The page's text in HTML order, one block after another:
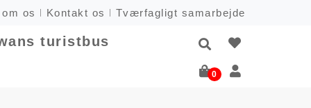
om os Kontakt os Tværfagligt samarbejde
turistbus
0